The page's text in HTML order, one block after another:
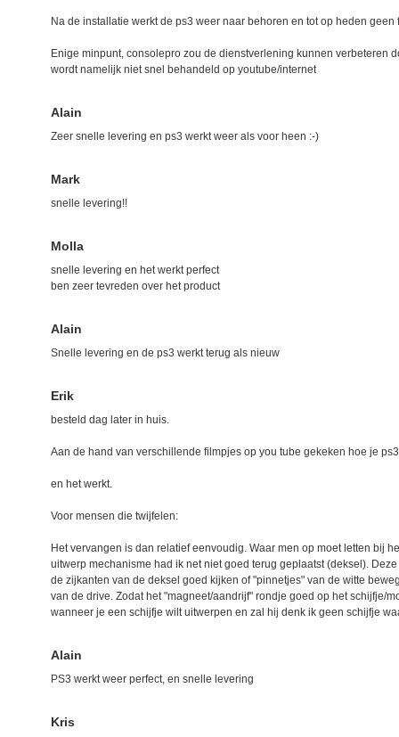
Na de installatie werkt de ps3 weer naar behoren en tot op heden
Enige minpunt, consolepro zou de dienstverlening kunnen verbeteren
wordt namelijk niet snel behandeld op youtube/internet
Alain
Zeer snelle levering en ps3 werkt weer als voor heen :-)
Mark
snelle levering!!
Molla
snelle levering en het werkt perfect
ben zeer tevreden over het product
Alain
Snelle levering en de ps3 werkt terug als nieuw
Erik
besteld dag later in huis.
Aan de hand van verschillende filmpjes op you tube gekeken hoe je
en het werkt.
Voor mensen die twijfelen:
Het vervangen is dan relatief eenvoudig. Waar men op moet letten bij
uitwerp mechanisme had ik net niet goed terug geplaatst (deksel).
de zijkanten van de deksel goed kijken of "pinnetjes" van de witte
van de drive. Zodat het "magneet/aandrijf" rondje goed op het schijfje/
wanneer je een schijfje wilt uitwerpen en zal hij denk ik geen schijfje
Alain
PS3 werkt weer perfect, en snelle levering
Kris